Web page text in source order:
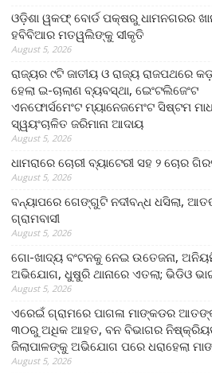
ଓଡ଼ିଶା ୱକଫ୍ ବୋର୍ଡ ପକ୍ଷରୁ ଧାମନଗରର
ହବିବିଆର ମତୱଲିଙ୍କୁ ସୀକୃତି
August 5, 2026
ରାଜ୍ୟର ୯ଟି ଜାତୀୟ ଓ ରାଜ୍ୟ ରାଜପଥରେ
ହେଲା ଇ-ଚାଲାଣ ବ୍ୟବସ୍ଥା, ଇେଂଟଲିଜେଂଟ
ଏନଫୋର୍ସମେଂଟ ମ୍ୟାନେଜମେଂଟ ସିଷ୍ଟମ
ସ୍ୱୟଂଚାଳିତ ଜରିମାନା ଆଦାୟ
August 5, 2026
ଧାମରାରେ ଚୋରୀ ବ୍ୟାଟେରୀ ସହ ୨ ଚୋର
August 5, 2026
ବନ୍ୟାପରେ ଗେଙ୍ଗୁଟି ନଦୀବନ୍ଧ ଧସିଲା,
ଗ୍ରାମବାସୀ
August 5, 2026
ଗୋ-ଖାଦ୍ୟ ବଂଟନକୁ ନେଇ ଉତେଜନା,
ଅଭିଯୋଗ, ଧୁଷୁରି ଥାନାରେ ଏତଲା; ଭିଡିଓ
August 5, 2026
ଏରେଇଁ ଗ୍ରାମରେ ପାଗଳା ମାଙ୍କଡର
୩୦ରୁ ଅଧିକ ଆହତ, ବନ ବିଭାଗର
ଜିଲାପାଳଙ୍କୁ ଅଭିଯୋଗ ପରେ ଧରାହେଲା
August 5, 2026